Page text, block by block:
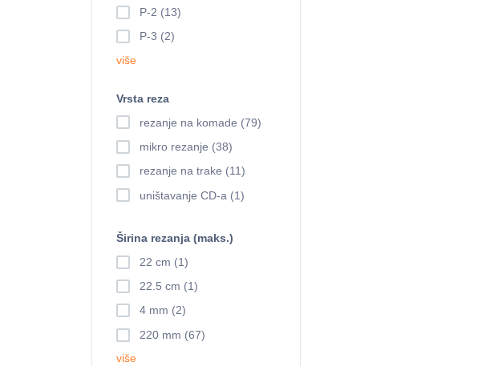
P-2 (13)
P-3 (2)
više
Vrsta reza
rezanje na komade (79)
mikro rezanje (38)
rezanje na trake (11)
uništavanje CD-a (1)
Širina rezanja (maks.)
22 cm (1)
22.5 cm (1)
4 mm (2)
220 mm (67)
više